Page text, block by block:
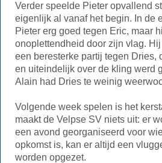
Verder speelde Pieter opvallend
eigenlijk al vanaf het begin. In de
Pieter erg goed tegen Eric, maar
onoplettendheid door zijn vlag.
een beresterke partij tegen Dries,
en uiteindelijk over de kling werd
Alain had Dries te weinig
Volgende week spelen is het
maakt de Velpse SV niets uit: er
een avond georganiseerd voor
opkomst is, kan er altijd een
worden opgezet.